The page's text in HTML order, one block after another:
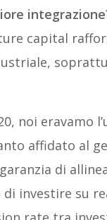
capital
noi eravamo
affidato al
di
investire su